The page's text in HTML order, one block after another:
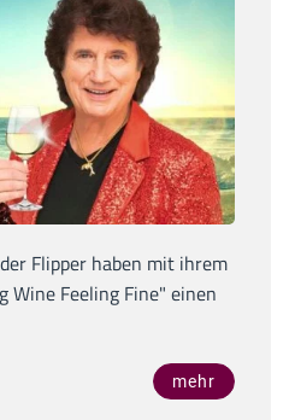
Flipper haben mit ihrem
Wine Feeling Fine" einen
mehr